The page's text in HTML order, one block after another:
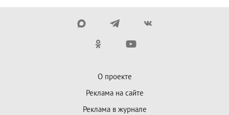
О проекте
Реклама на сайте
Реклама в журнале